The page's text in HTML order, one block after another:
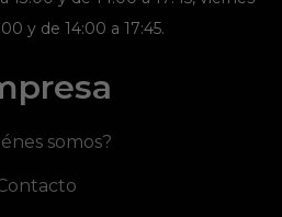
y de 14:00 a 17:45.
somos?